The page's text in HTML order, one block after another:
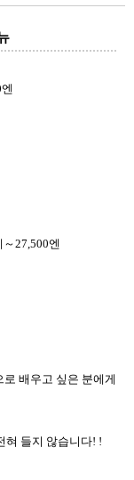
27,500엔
배우고 싶은 분에게
혀 들지 않습니다! !